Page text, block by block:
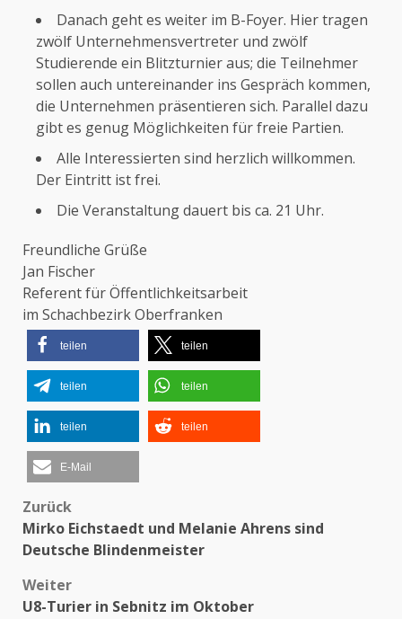
Danach geht es weiter im B-Foyer. Hier tragen
zwölf Unternehmensvertreter und zwölf
Studierende ein Blitzturnier aus; die Teilnehmer
sollen auch untereinander ins Gespräch kommen,
die Unternehmen präsentieren sich. Parallel dazu
gibt es genug Möglichkeiten für freie Partien.
Alle Interessierten sind herzlich willkommen.
Der Eintritt ist frei.
Die Veranstaltung dauert bis ca. 21 Uhr.
Freundliche Grüße
Jan Fischer
Referent für Öffentlichkeitsarbeit
im Schachbezirk Oberfranken
teilen teilen
teilen teilen
teilen teilen
E-Mail
Beitragsnavigation
Zurück
Mirko Eichstaedt und Melanie Ahrens sind
Deutsche Blindenmeister
Weiter
U8-Turier in Sebnitz im Oktober